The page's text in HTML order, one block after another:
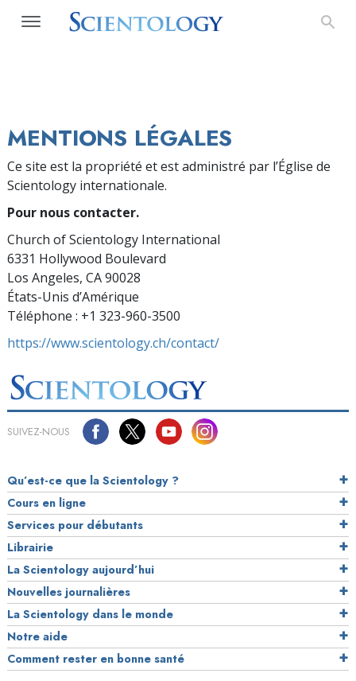
MENTIONS LÉGALES
Ce site est la propriété et est administré par l’Église de
Scientology internationale.
Pour nous contacter.
Church of Scientology International
6331 Hollywood Boulevard
Los Angeles, CA 90028
États-Unis d’Amérique
Téléphone : +1 323-960-3500
https://www.scientology.ch/contact/‎
SUIVEZ-NOUS
Qu’est-ce que la Scientology ?
Cours en ligne
Services pour débutants
Librairie
La Scientology aujourd’hui
Nouvelles journalières
La Scientology dans le monde
Notre aide
Comment rester en bonne santé